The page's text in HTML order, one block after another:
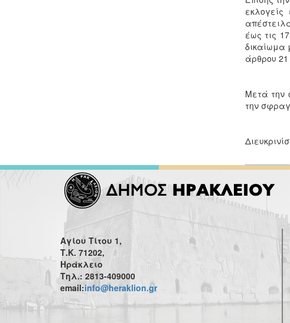
έως τις
δικαίωμα
άρθρου 21
Μετά την
την
Αγίου Τίτου 1,
Τ.Κ. 71202,
Ηράκλειο
Τηλ.: 2813-409000
email:info@heraklion.gr